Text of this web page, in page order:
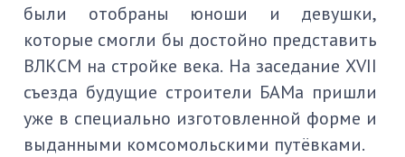
были отобраны юноши и девушки,
которые смогли бы достойно представить
ВЛКСМ на стройке века. На заседание XVII
съезда будущие строители БАМа пришли
уже в специально изготовленной форме и
выданными комсомольскими путёвками.